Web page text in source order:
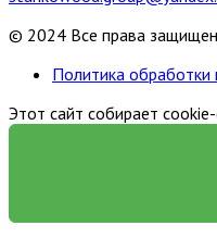
© 2024 Все права
Политика
Этот сайт собирает